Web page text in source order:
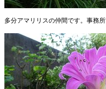
多分アマリリスの仲間です。事務